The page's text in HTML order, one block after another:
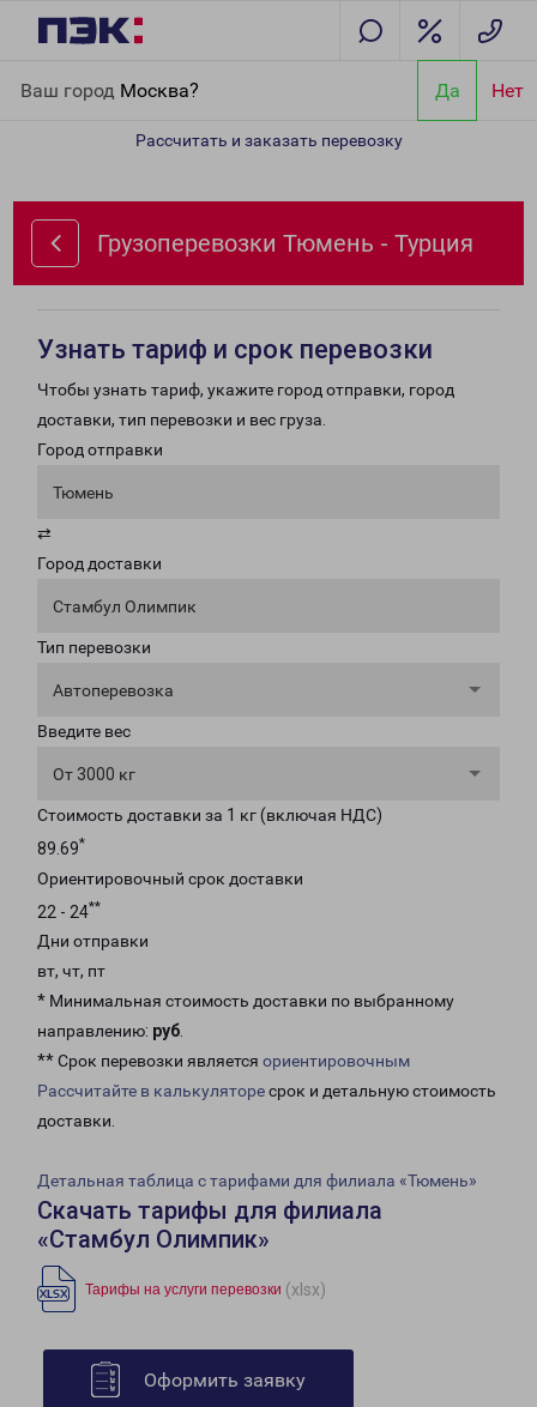
Ваш город Москва? Да Нет
Рассчитать и заказать перевозку
Грузоперевозки Тюмень - Турция
Узнать тариф и срок перевозки
Чтобы узнать тариф, укажите город отправки, город
доставки, тип перевозки и вес груза.
Город отправки
Тюмень
⇄
Город доставки
Стамбул Олимпик
Тип перевозки
Автоперевозка
Введите вес
От 3000 кг
Стоимость доставки за 1 кг (включая НДС)
89.69*
Ориентировочный срок доставки
22 - 24**
Дни отправки
вт, чт, пт
* Минимальная стоимость доставки по выбранному
направлению: руб.
** Срок перевозки является ориентировочным
Рассчитайте в калькуляторесрок и детальную стоимость
доставки.
Детальная таблица с тарифами для филиала «Тюмень»
Скачать тарифы для филиала
«Стамбул Олимпик»
Тарифы на услуги перевозки (xlsx)
Оформить заявку